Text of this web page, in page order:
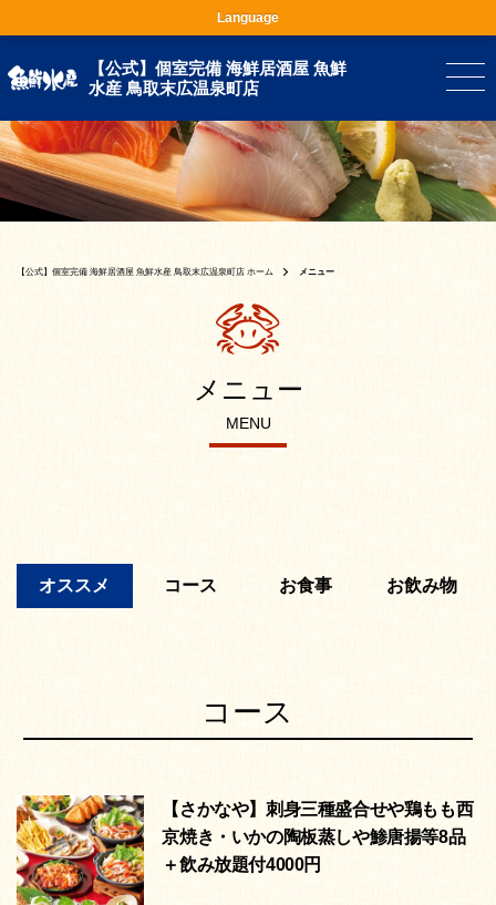
【公式】個室完備 海鮮居酒屋 魚鮮
水産 鳥取末広温泉町店
【公式】個室完備 海鮮居酒屋 魚鮮水産 鳥取末広温泉町店 ホーム メニュー
メニュー
MENU
オススメ コース お食事 お飲み物
コース
【さかなや】刺身三種盛合せや鶏もも西
京焼き・いかの陶板蒸しや鯵唐揚等8品
＋飲み放題付4000円
Language